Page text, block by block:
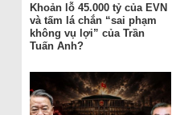
Khoản lỗ 45.000 tỷ của EVN
và tấm lá chắn “sai phạm
không vụ lợi” của Trần
Tuấn Anh?